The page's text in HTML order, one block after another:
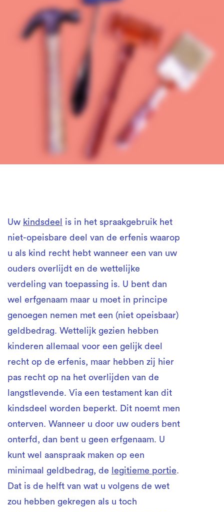
Uw kindsdeel
is in het spraakgebruik het
niet-opeisbare deel van de erfenis waarop
u als kind recht hebt wanneer een van uw
ouders overlijdt en de wettelijke
verdeling van toepassing is. U bent dan
wel erfgenaam maar u moet in principe
genoegen nemen met een (niet opeisbaar)
geldbedrag. Wettelijk gezien hebben
kinderen allemaal voor een gelijk deel
recht op de erfenis, maar hebben zij hier
pas recht op na het overlijden van de
langstlevende. Via een testament kan dit
kindsdeel worden beperkt. Dit noemt men
onterven. Wanneer u door uw ouders bent
onterfd, dan bent u geen erfgenaam. U
kunt wel aanspraak maken op een
minimaal geldbedrag, de
legitieme portie.
Dat is de helft van wat u volgens de wet
zou hebben gekregen als u toch